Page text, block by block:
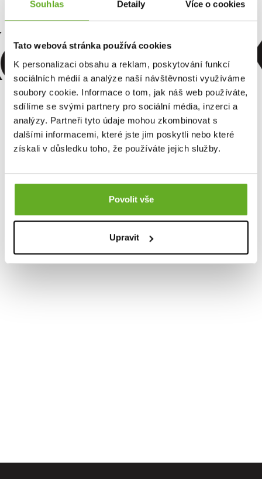
Souhlas Detaily Více o cookies
Tato webová stránka používá cookies
K personalizaci obsahu a reklam, poskytování funkcí
sociálních médií a analýze naší návštěvnosti využíváme
soubory cookie. Informace o tom, jak náš web používáte,
sdílíme se svými partnery pro sociální média, inzerci a
analýzy. Partneři tyto údaje mohou zkombinovat s
dalšími informacemi, které jste jim poskytli nebo které
získali v důsledku toho, že používáte jejich služby.
Povolit vše
Upravit